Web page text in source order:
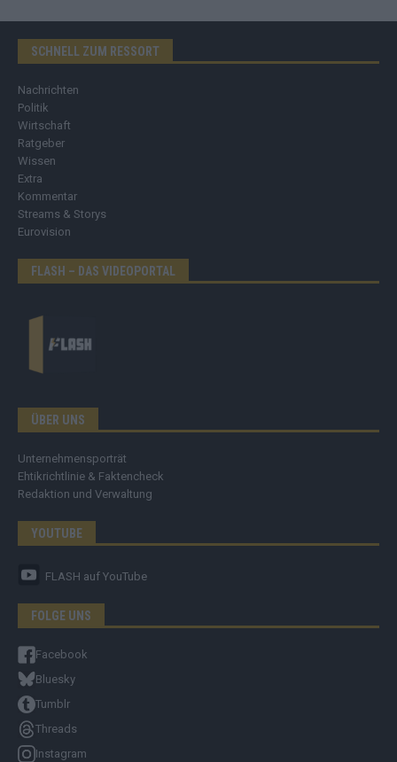
SCHNELL ZUM RESSORT
Nachrichten
Politik
Wirtschaft
Ratgeber
Wissen
Extra
Kommentar
Streams & Storys
Eurovision
FLASH – DAS VIDEOPORTAL
ÜBER UNS
Unternehmensporträt
Ehtikrichtlinie & Faktencheck
Redaktion und Verwaltung
YOUTUBE
FLASH auf YouTube
FOLGE UNS
Facebook
Bluesky
Tumblr
Threads
Instagram